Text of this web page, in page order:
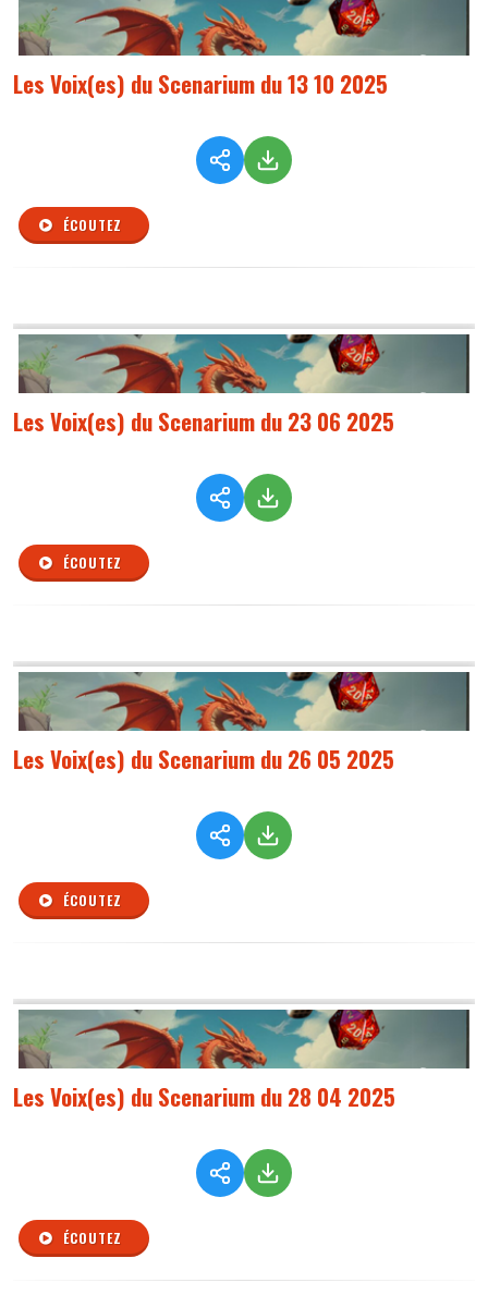
Les Voix(es) du Scenarium du 13 10 2025
ÉCOUTEZ
Les Voix(es) du Scenarium du 23 06 2025
ÉCOUTEZ
Les Voix(es) du Scenarium du 26 05 2025
ÉCOUTEZ
Les Voix(es) du Scenarium du 28 04 2025
ÉCOUTEZ